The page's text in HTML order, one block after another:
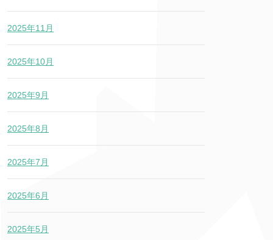
2025年11月
2025年10月
2025年9月
2025年8月
2025年7月
2025年6月
2025年5月